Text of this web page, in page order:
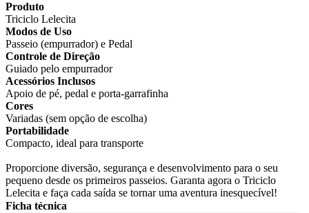
Produto
Triciclo Lelecita
Modos de Uso
Passeio (empurrador) e Pedal
Controle de Direção
Guiado pelo empurrador
Acessórios Inclusos
Apoio de pé, pedal e porta-garrafinha
Cores
Variadas (sem opção de escolha)
Portabilidade
Compacto, ideal para transporte
Proporcione diversão, segurança e desenvolvimento para o seu
pequeno desde os primeiros passeios. Garanta agora o Triciclo
Lelecita e faça cada saída se tornar uma aventura inesquecível!
Ficha técnica